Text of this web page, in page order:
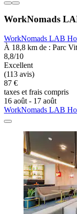
WorkNomads
WorkNomads LAB
À 18,8 km de : Parc
8,8/10
Excellent
(113 avis)
87 €
taxes et frais compris
16 août - 17 août
WorkNomads LAB